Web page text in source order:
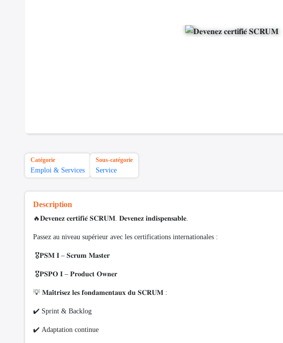
Catégorie
Emploi & Services
Sous-catégorie
Service
Description
🔥𝐃𝐞𝐯𝐞𝐧𝐞𝐳 𝐜𝐞𝐫𝐭𝐢𝐟𝐢𝐞́ 𝐒𝐂𝐑𝐔𝐌. 𝐃𝐞𝐯𝐞𝐧𝐞𝐳 𝐢𝐧𝐝𝐢𝐬𝐩𝐞𝐧𝐬𝐚𝐛𝐥𝐞.
Passez au niveau supérieur avec les certifications internationales :
🎖️𝐏𝐒𝐌 𝐈 – 𝐒𝐜𝐫𝐮𝐦 𝐌𝐚𝐬𝐭𝐞𝐫
🎖️𝐏𝐒𝐏𝐎 𝐈 – 𝐏𝐫𝐨𝐝𝐮𝐜𝐭 𝐎𝐰𝐧𝐞𝐫
💡 𝐌𝐚𝐢̂𝐭𝐫𝐢𝐬𝐞𝐳 𝐥𝐞𝐬 𝐟𝐨𝐧𝐝𝐚𝐦𝐞𝐧𝐭𝐚𝐮𝐱 𝐝𝐮 𝐒𝐂𝐑𝐔𝐌 :
✔️ Sprint & Backlog
✔️ Adaptation continue